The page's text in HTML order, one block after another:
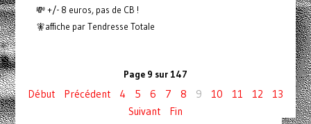
💸 +/- 8 euros, pas de CB !
🧚affiche par Tendresse Totale
Page 9 sur 147
Début Précédent 4 5 6 7 8 9 10 11 12
13
Suivant
Fin